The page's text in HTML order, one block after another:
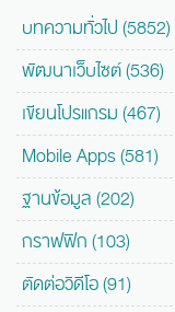
บทความทั่วไป (5852)
พัฒนาเว็บไซต์ (536)
เขียนโปรแกรม (467)
Mobile Apps (581)
ฐานข้อมูล (202)
กราฟฟิก (103)
ตัดต่อวิดีโอ (91)